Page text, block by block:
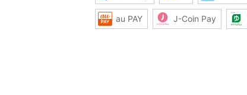
au PAY J-Coin Pay